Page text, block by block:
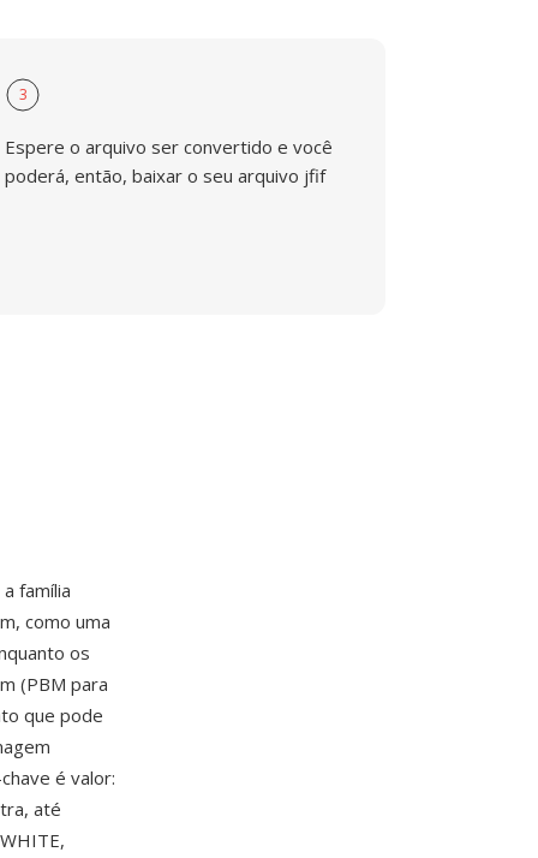
3
Espere o arquivo ser convertido e você
poderá, então, baixar o seu arquivo jfif
família
como uma
os
(PBM para
que pode
é valor:
até